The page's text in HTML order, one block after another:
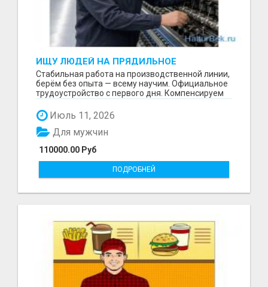
ИЩУ ЛЮДЕЙ НА ПРЯДИЛЬНОЕ
ПРОИЗВОДСТВО В ЖИЛИНО-2
(ЛЮБЕРЦЫ), ФАБРИКА «ПЕХОРСКИЙ
ТЕКСТИЛЬ»
Стабильная работа на производственной линии,
берём без опыта — всему научим. Официальное
трудоустройство с первого дня. Компенсируем
Июль 11, 2026
110000.00 Руб
Для мужчин
ПОДРОБНЕЙ